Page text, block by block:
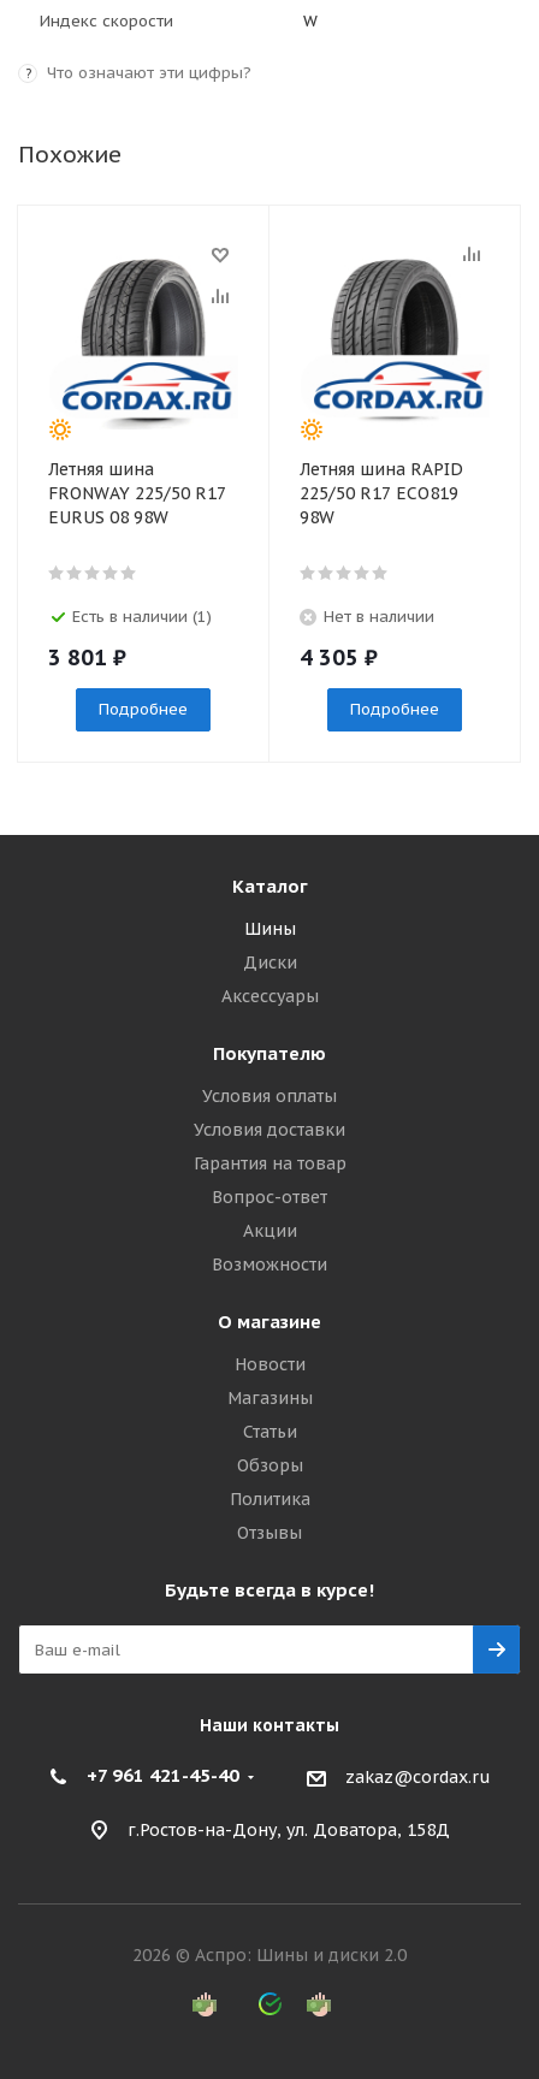
Индекс скорости W
? Что означают эти цифры?
Похожие
Летняя шина
FRONWAY 225/50 R17
EURUS 08 98W
Есть в наличии (1)
3 801 ₽
Подробнее
Летняя шина RAPID
225/50 R17 ECO819
98W
Нет в наличии
4 305 ₽
Подробнее
Каталог
Шины
Диски
Аксессуары
Покупателю
Условия оплаты
Условия доставки
Гарантия на товар
Вопрос-ответ
Акции
Возможности
О магазине
Новости
Магазины
Статьи
Обзоры
Политика
Отзывы
Будьте всегда в курсе!
Наши контакты
+7 961 421-45-40 zakaz@cordax.ru
г.Ростов-на-Дону, ул. Доватора, 158Д
2026 © Аспро: Шины и диски 2.0